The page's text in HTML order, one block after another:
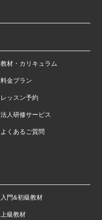
教材・カリキュラム
料金プラン
レッスン予約
法人研修サービス
よくあるご質問
入門&初級教材
上級教材